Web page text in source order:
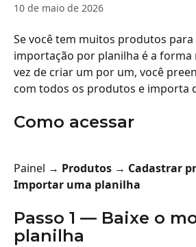
10 de maio de 2026
Se você tem muitos produtos para
importação por planilha é a forma
vez de criar um por um, você
com todos os produtos e importa
Como acessar
Painel → Produtos → Cadastrar
Importar uma planilha
Passo 1 — Baixe o
planilha